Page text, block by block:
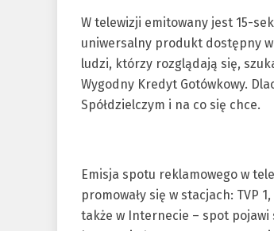
W telewizji emitowany jest 15-
uniwersalny produkt dostępny w
ludzi, którzy rozglądają się,
Wygodny Kredyt Gotówkowy.
Spółdzielczym i na co się chce.
Emisja spotu reklamowego w
promowały się w stacjach: TVP
także w Internecie – spot